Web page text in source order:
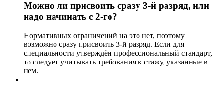
Можно ли присвоить сразу 3-й разряд, или
надо начинать с 2-го?
Нормативных ограничений на это нет, поэтому
возможно сразу присвоить 3-й разряд. Если для
специальности утверждён профессиональный стандарт,
то следует учитывать требования к стажу, указанные в
нем.